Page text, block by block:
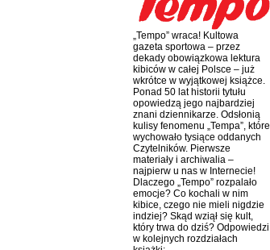
„Tempo” wraca! Kultowa
gazeta sportowa – przez
dekady obowiązkowa lektura
kibiców w całej Polsce – już
wkrótce w wyjątkowej książce.
Ponad 50 lat historii tytułu
opowiedzą jego najbardziej
znani dziennikarze. Odsłonią
kulisy fenomenu „Tempa”, które
wychowało tysiące oddanych
Czytelników. Pierwsze
materiały i archiwalia –
najpierw u nas w Internecie!
Dlaczego „Tempo” rozpalało
emocje? Co kochali w nim
kibice, czego nie mieli nigdzie
indziej? Skąd wziął się kult,
który trwa do dziś? Odpowiedzi
w kolejnych rozdziałach